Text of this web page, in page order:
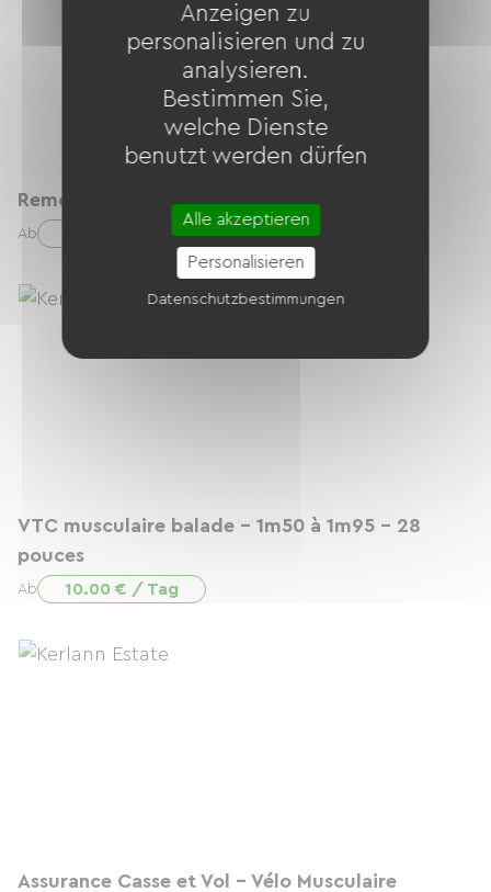
Remorque enfant / Baby Van
Ab 10.00 € / Tag
VTC musculaire balade - 1m50 à 1m95 - 28
pouces
Ab 10.00 € / Tag
Assurance Casse et Vol - Vélo Musculaire
Anzeigen zu
personalisieren und zu
analysieren.
Bestimmen Sie,
welche Dienste
benutzt werden dürfen
Alle akzeptieren
Personalisieren
Datenschutzbestimmungen